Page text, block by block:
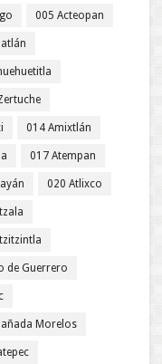
005 Acteopan
014 Amixtlán
017 Atempan
020 Atlixco
de Guerrero
Morelos